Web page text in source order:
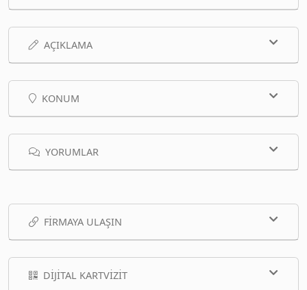
AÇIKLAMA
KONUM
YORUMLAR
FIRMAYA ULAŞIN
DIJITAL KARTVIZIT